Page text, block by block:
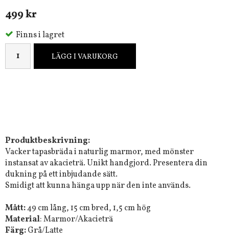
499 kr
Finns i lagret
LÄGG I VARUKORG
Produktbeskrivning:
Vacker tapasbräda i naturlig marmor, med mönster
instansat av akacieträ. Unikt handgjord. Presentera din
dukning på ett inbjudande sätt.
Smidigt att kunna hänga upp när den inte används.
Mått:49 cm lång, 15 cm bred, 1,5 cm hög
Material: Marmor/Akacieträ
Färg:Grå/Latte